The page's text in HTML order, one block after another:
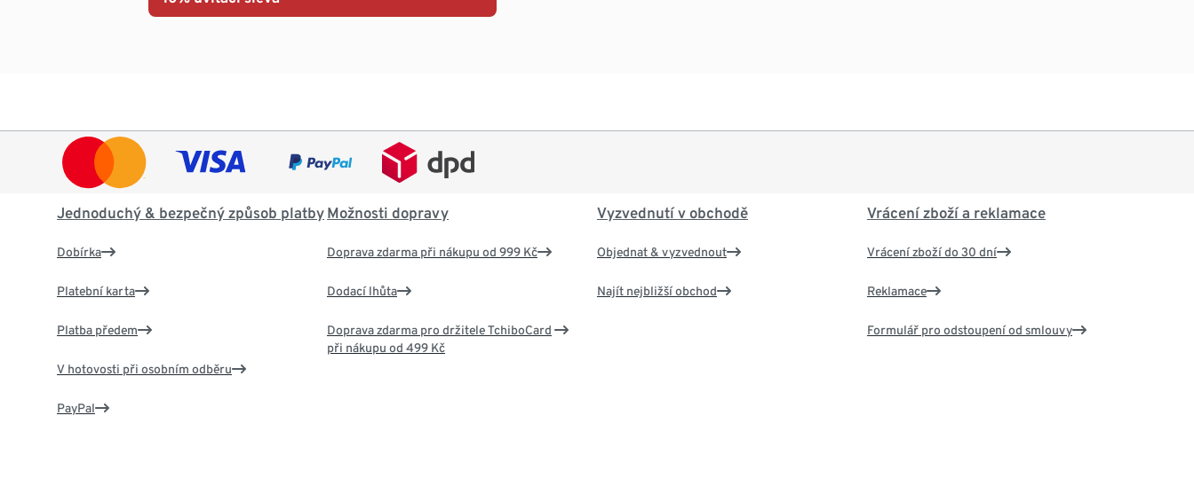
Jednoduchý & bezpečný způsob platby
Dobírka
Platební karta
Platba předem
V hotovosti při osobním odběru
PayPal
Možnosti dopravy
Doprava zdarma při nákupu od 999 Kč
Dodací lhůta
Doprava zdarma pro držitele TchiboCard
při nákupu od 499 Kč
Vyzvednutí v obchodě
Objednat & vyzvednout
Najít nejbližší obchod
Vrácení zboží a reklamace
Vrácení zboží do 30 dní
Reklamace
Formulář pro odstoupení od smlouvy